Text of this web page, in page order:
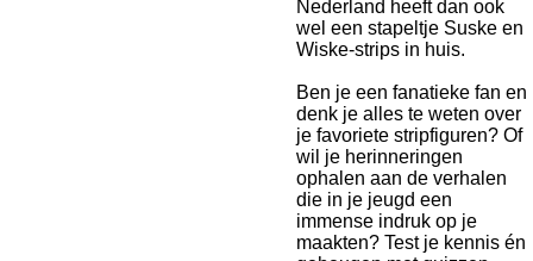
Nederland heeft dan ook
wel een stapeltje Suske en
Wiske-strips in huis.
Ben je een fanatieke fan en
denk je alles te weten over
je favoriete stripfiguren? Of
wil je herinneringen
ophalen aan de verhalen
die in je jeugd een
immense indruk op je
maakten? Test je kennis én